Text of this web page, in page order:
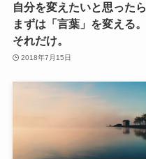
自分を変えたいと思ったら
まずは「言葉」を変える。
それだけ。
2018年7月15日